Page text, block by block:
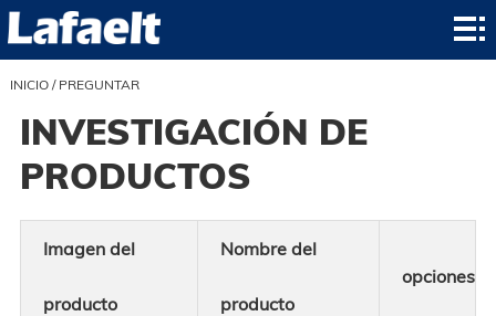
Inicio
producto
aplicación
noticias
INICIO/ PREGUNTAR
INVESTIGACIÓN DE
PRODUCTOS
Imagen del
producto
Nombre del
producto
opciones